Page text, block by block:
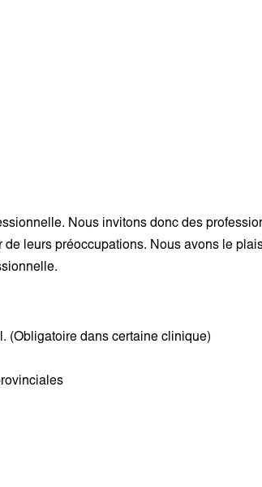
. Nous invitons donc des
leurs préoccupations. Nous avons le
(Obligatoire dans certaine clinique)